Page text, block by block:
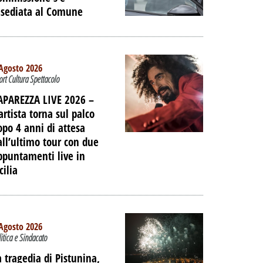
DELL'EX
al Comune
2026
Cultura Spettacolo
LIVE 2026 –
torna sul palco
4 anni di attesa
tour con due
live in
2026
e Sindacato
tragedia di Pistunina,